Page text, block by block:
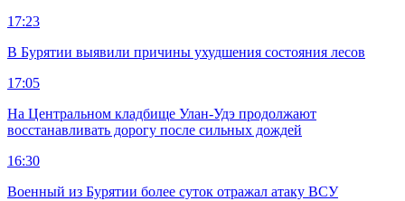
17:23
В Бурятии выявили причины ухудшения состояния лесов
17:05
На Центральном кладбище Улан-Удэ продолжают
восстанавливать дорогу после сильных дождей
16:30
Военный из Бурятии более суток отражал атаку ВСУ